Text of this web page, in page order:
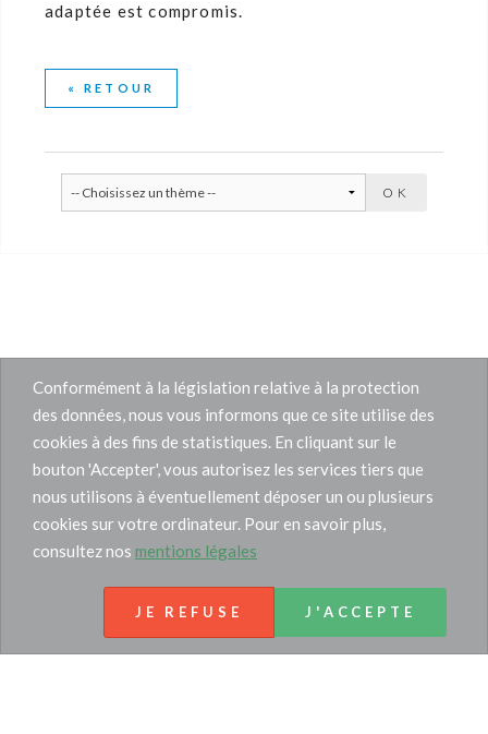
adaptée est compromis.
« RETOUR
Conformément à la législation relative à la protection
des données, nous vous informons que ce site utilise des
cookies à des fins de statistiques. En cliquant sur le
bouton 'Accepter', vous autorisez les services tiers que
nous utilisons à éventuellement déposer un ou plusieurs
cookies sur votre ordinateur. Pour en savoir plus,
consultez nos mentions légales
JE REFUSE J'ACCEPTE